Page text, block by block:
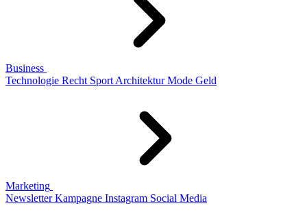
Business
Technologie Recht Sport Architektur Mode Geld
Marketing
Newsletter Kampagne Instagram Social Media